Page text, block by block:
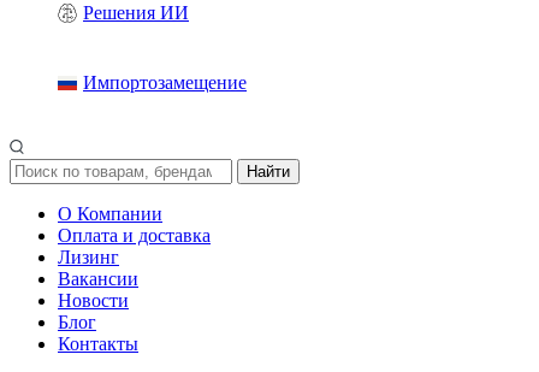
Решения ИИ
Импортозамещение
Найти
О Компании
Оплата и доставка
Лизинг
Вакансии
Новости
Блог
Контакты